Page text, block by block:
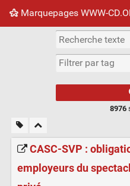
Marquepages WWW-
Nuage de tags Mur
8976
CASC-SVP :
employeurs du